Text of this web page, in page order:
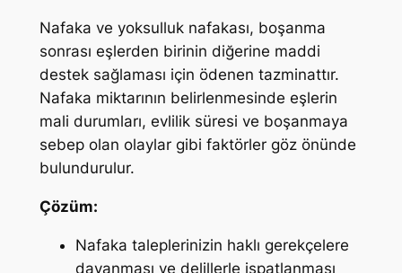
Nafaka ve yoksulluk nafakası, boşanma
sonrası eşlerden birinin diğerine maddi
destek sağlaması için ödenen tazminattır.
Nafaka miktarının belirlenmesinde eşlerin
mali durumları, evlilik süresi ve boşanmaya
sebep olan olaylar gibi faktörler göz önünde
bulundurulur.
Çözüm:
Nafaka taleplerinizin haklı gerekçelere
dayanması ve delillerle ispatlanması